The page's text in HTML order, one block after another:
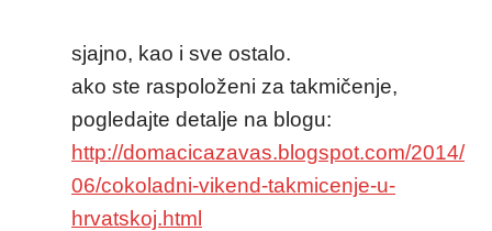
sjajno, kao i sve ostalo.
ako ste raspoloženi za takmičenje,
pogledajte detalje na blogu:
http://domacicazavas.blogspot.com/2014/
06/cokoladni-vikend-takmicenje-u-
hrvatskoj.html